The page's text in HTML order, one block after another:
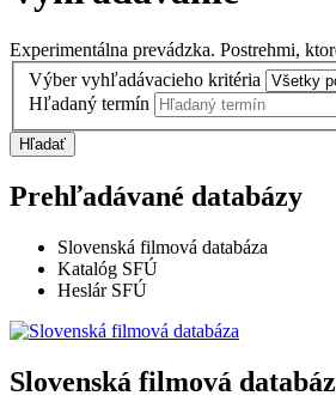
Experimentálna prevádzka. Postrehmi,
Výber vyhľadávacieho kritéria
Hľadaný termín
Hľadať
Prehľadávané databázy
Slovenská filmová databáza
Katalóg SFÚ
Heslár SFÚ
Slovenská filmová